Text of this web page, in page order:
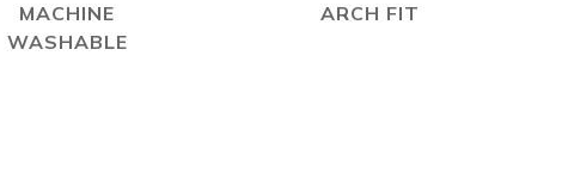
MACHINE
WASHABLE
ARCH FIT